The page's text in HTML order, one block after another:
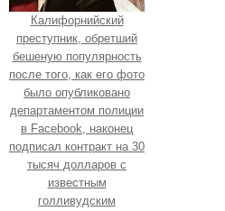
Калифорнийский
преступник, обретший
бешеную популярность
после того, как его фото
было опубликовано
департаментом полиции
в Facebook, наконец
подписал контракт на 30
тысяч долларов с
известным
голливудским